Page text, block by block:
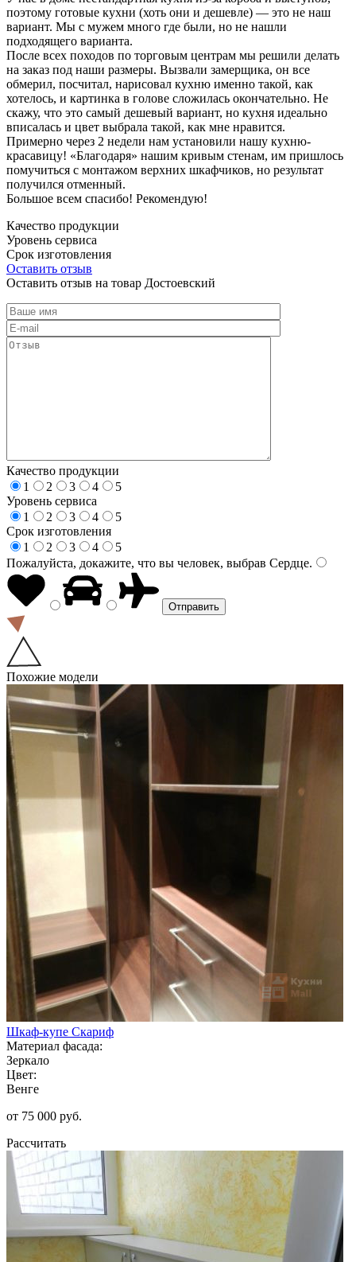
поэтому готовые кухни (хоть они и дешевле) — это не наш
вариант. Мы с мужем много где были, но не нашли
подходящего варианта.
После всех походов по торговым центрам мы решили делать
на заказ под наши размеры. Вызвали замерщика, он все
обмерил, посчитал, нарисовал кухню именно такой, как
хотелось, и картинка в голове сложилась окончательно. Не
скажу, что это самый дешевый вариант, но кухня идеально
вписалась и цвет выбрала такой, как мне нравится.
Примерно через 2 недели нам установили нашу кухню-
красавицу! «Благодаря» нашим кривым стенам, им пришлось
помучиться с монтажом верхних шкафчиков, но результат
получился отменный.
Большое всем спасибо! Рекомендую!
Качество продукции
Уровень сервиса
Срок изготовления
Оставить отзыв
Оставить отзыв на товар Достоевский
Качество продукции
1
2 3 4
5
Уровень сервиса
1
2 3 4
5
Срок изготовления
1
2 3 4
5
Пожалуйста, докажите, что вы человек, выбрав Сердце.
Похожие модели
Шкаф-купе Скариф
Материал фасада:
Зеркало
Цвет:
Венге
от 75 000 руб.
Рассчитать